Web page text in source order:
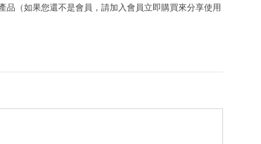
（如果您還不是會員，請加入會員立即購買來分享使用